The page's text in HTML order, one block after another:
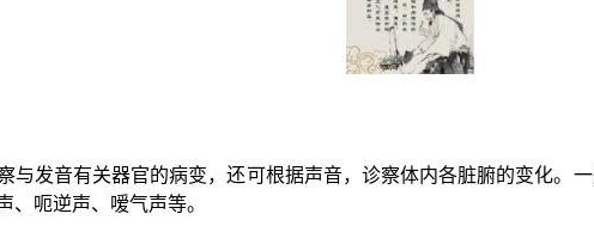
与发音有关器官的病变，还可根据声音，诊察体内各脏腑的变化。
呃逆声、嗳气声等。